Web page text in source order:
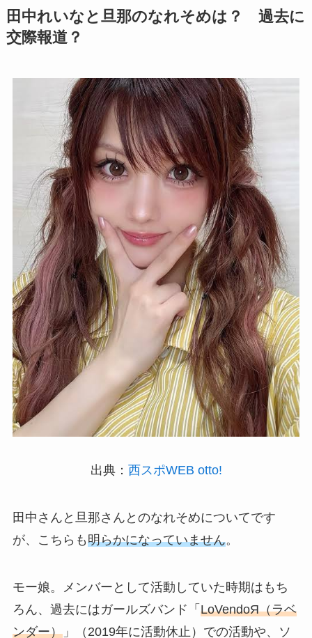
田中れいなと旦那のなれそめは？ 過去に
交際報道？
出典： 西スポWEB otto!
田中さんと旦那さんとのなれそめについてです
が、こちらも明らかになっていません。
モー娘。メンバーとして活動していた時期はもち
ろん、過去にはガールズバンド「 LoVendoЯ（ラベ
ンダー）」（2019年に活動休止）での活動や、ソ